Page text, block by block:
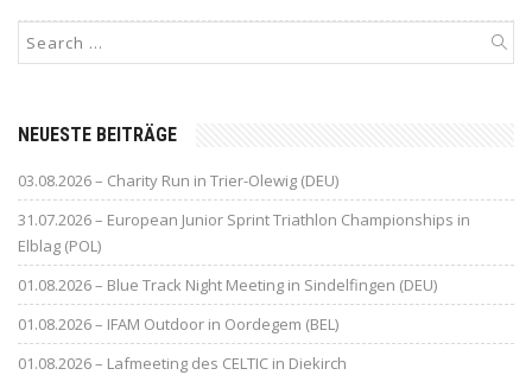
NEUESTE BEITRÄGE
03.08.2026 – Charity Run in Trier-Olewig (DEU)
31.07.2026 – European Junior Sprint Triathlon Championships in
Elblag (POL)
01.08.2026 – Blue Track Night Meeting in Sindelfingen (DEU)
01.08.2026 – IFAM Outdoor in Oordegem (BEL)
01.08.2026 – Lafmeeting des CELTIC in Diekirch